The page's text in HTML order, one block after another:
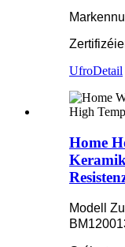
UfroDetail
Home
Modell